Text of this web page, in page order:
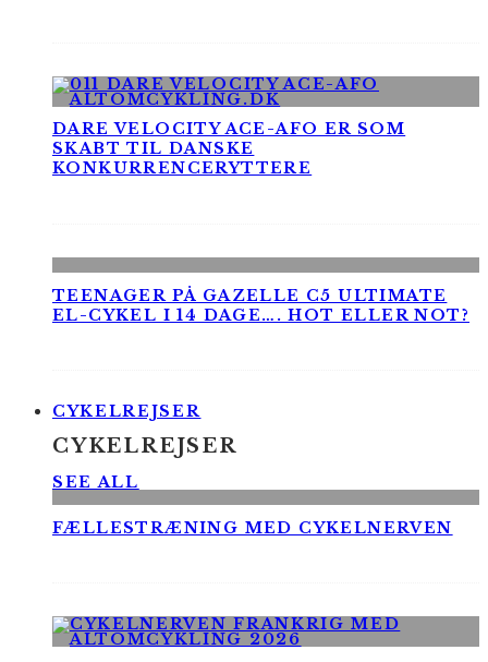
DARE VELOCITY ACE-AFO ER SOM
SKABT TIL DANSKE
KONKURRENCERYTTERE
TEENAGER PÅ GAZELLE C5 ULTIMATE
EL-CYKEL I 14 DAGE…. HOT ELLER NOT?
CYKELREJSER
CYKELREJSER
SEE ALL
FÆLLESTRÆNING MED CYKELNERVEN